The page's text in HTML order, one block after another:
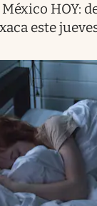
HOY:
este